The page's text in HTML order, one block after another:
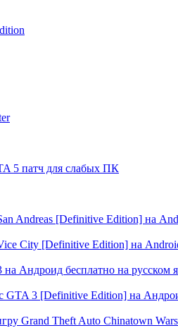
5 патч для слабых ПК
Andreas [Definitive Edition] на
City [Definitive Edition] на
на Андроид бесплатно на русском
GTA 3 [Definitive Edition] на
Grand Theft Auto Chinatown